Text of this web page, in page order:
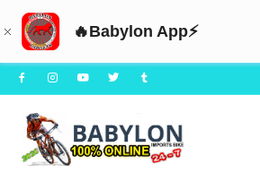
🔥Babylon App⚡
Saltar
al
contenido